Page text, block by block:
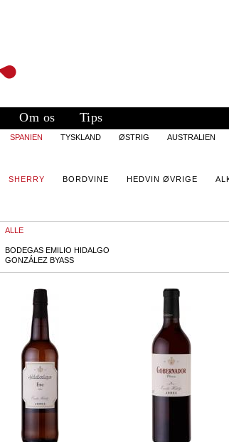
Om os Tips
SPANIEN TYSKLAND ØSTRIG AUSTRALIEN
SHERRY BORDVINE HEDVIN ØVRIGE
ALLE
BODEGAS EMILIO HIDALGO
GONZÁLEZ BYASS